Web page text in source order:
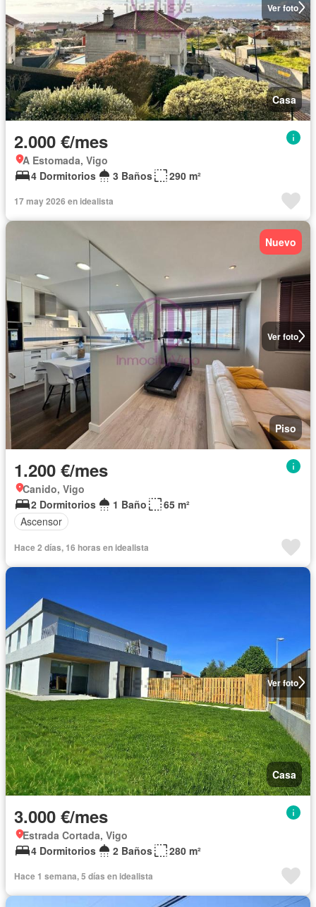
Ver foto
Casa
2.000 €/mes
A Estomada, Vigo
4 Dormitorios
3 Baños 290 m²
17 may 2026 en idealista
Ver foto
Nuevo
Piso
1.200 €/mes
Canido, Vigo
2 Dormitorios
1 Baño
65 m²
Ascensor
Hace 2 días, 16 horas en idealista
Ver foto
Casa
3.000 €/mes
Estrada Cortada, Vigo
4 Dormitorios
2 Baños 280 m²
Hace 1 semana, 5 días en idealista